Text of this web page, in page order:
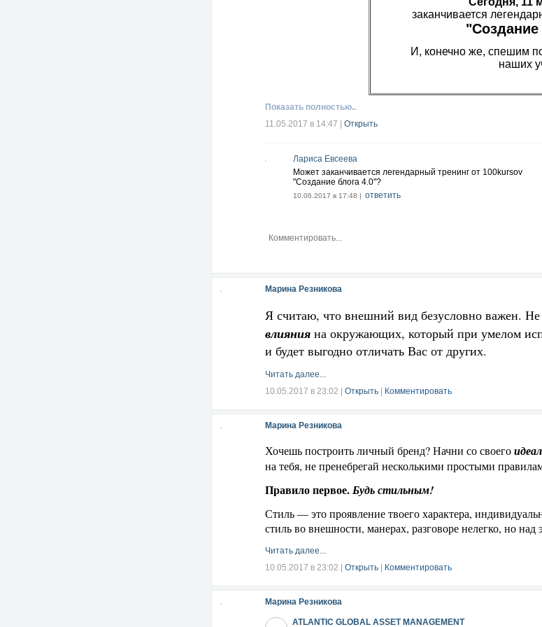
заканчивается
"Создание
И, конечно же, спешим
наших
Показать полностью..
11.05.2017 в 14:47
Открыть
Лариса Евсеева
Может заканчивается легендарный тренинг от 100kursov
"Создание блога 4.0"?
10.06.2017 в 17:48 | ответить
Марина Резникова
Я считаю, что внешний вид безусловно важен.
влияния на окружающих, который при умелом
и будет выгодно отличать Вас от других.
Читать далее...
10.05.2017 в 23:02
Открыть Комментировать
Марина Резникова
Хочешь построить личный бренд? Начни со своего
на тебя, не пренебрегай несколькими простыми
Правило первое.Будь стильным!
Стиль — это проявление твоего характера,
стиль во внешности, манерах, разговоре нелегко, но над
Читать далее...
10.05.2017 в 23:02
Открыть Комментировать
Марина Резникова
ATLANTIC GLOBAL ASSET MANAGEMENT